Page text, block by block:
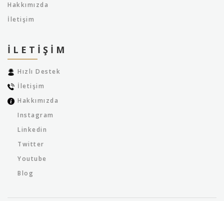
Hakkımızda
İletişim
İLETIŞIM
Hızlı Destek
İletişim
Hakkımızda
Instagram
Linkedin
Twitter
Youtube
Blog